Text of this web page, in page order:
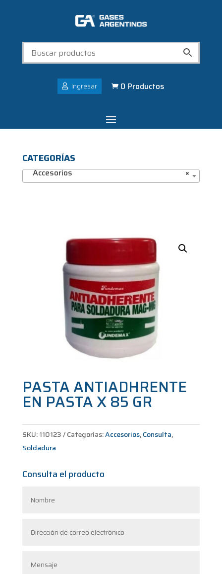
Ingresar  0 Productos
CATEGORÍAS
×
Accesorios
PASTA ANTIADHRENTE
EN PASTA X 85 GR
SKU:110123 Categorías:Accesorios,Consulta,
Soldadura
Consulta el producto